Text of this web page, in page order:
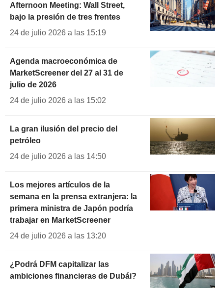
Afternoon Meeting: Wall Street,
bajo la presión de tres frentes
24 de julio 2026 a las 15:19
Agenda macroeconómica de
MarketScreener del 27 al 31 de
julio de 2026
24 de julio 2026 a las 15:02
La gran ilusión del precio del
petróleo
24 de julio 2026 a las 14:50
Los mejores artículos de la
semana en la prensa extranjera: la
primera ministra de Japón podría
trabajar en MarketScreener
24 de julio 2026 a las 13:20
¿Podrá DFM capitalizar las
ambiciones financieras de Dubái?